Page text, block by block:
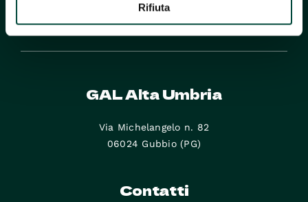
Rifiuta
GAL Alta Umbria
Via Michelangelo n. 82
06024 Gubbio (PG)
Contatti